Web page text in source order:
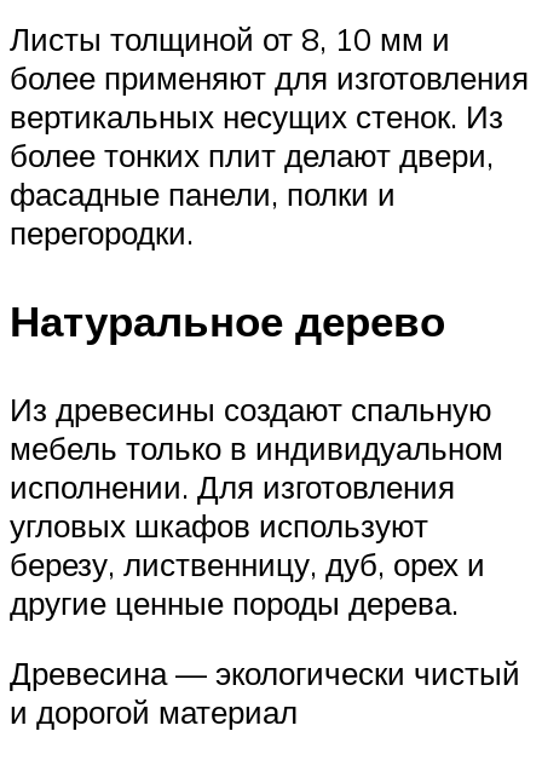
Листы толщиной от 8, 10 мм и
более применяют для изготовления
вертикальных несущих стенок. Из
более тонких плит делают двери,
фасадные панели, полки и
перегородки.
Натуральное дерево
Из древесины создают спальную
мебель только в индивидуальном
исполнении. Для изготовления
угловых шкафов используют
березу, лиственницу, дуб, орех и
другие ценные породы дерева.
Древесина — экологически чистый
и дорогой материал